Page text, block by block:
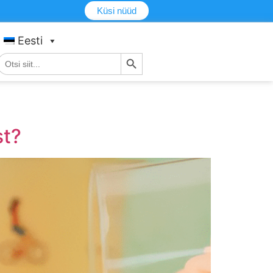
Küsi nüüd
Eesti
Otsingu nupp